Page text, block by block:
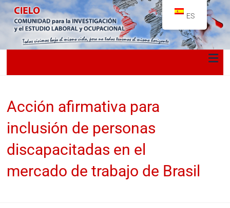
Acción afirmativa para
inclusión de personas
discapacitadas en el
mercado de trabajo de Brasil
ES